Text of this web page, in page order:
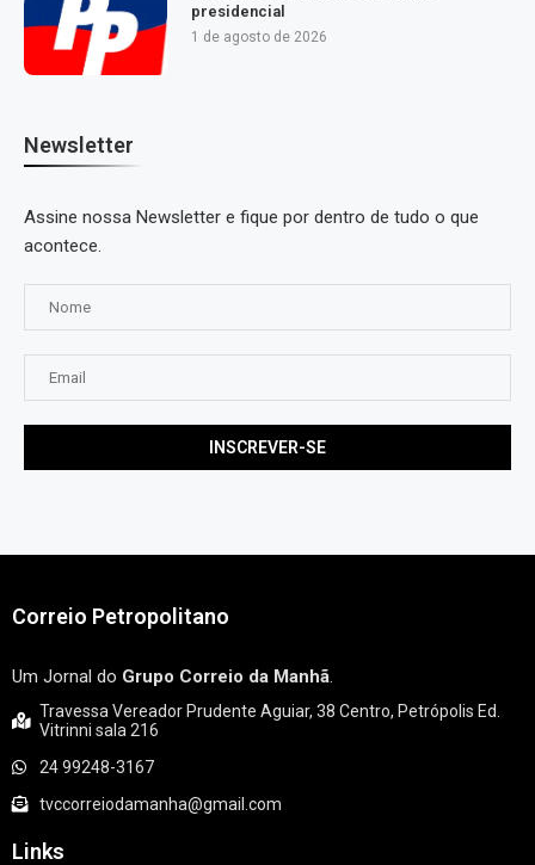
presidencial
1 de agosto de 2026
Newsletter
Assine nossa Newsletter e fique por dentro de tudo o que
acontece.
Correio Petropolitano
Um Jornal do Grupo Correio da Manhã.
Travessa Vereador Prudente Aguiar, 38 Centro, Petrópolis Ed.
Vitrinni sala 216
24 99248-3167
tvccorreiodamanha@gmail.com
Links